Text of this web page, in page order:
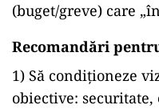
(buget/greve) care
Recomandări
1) Să condiționeze
obiective: